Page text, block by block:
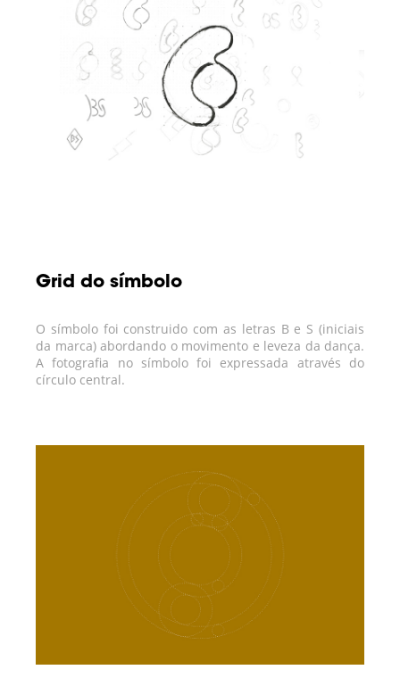
Grid do símbolo
O símbolo foi construido com as letras B e S (iniciais
da marca) abordando o movimento e leveza da dança.
A fotografia no símbolo foi expressada através do
círculo central.